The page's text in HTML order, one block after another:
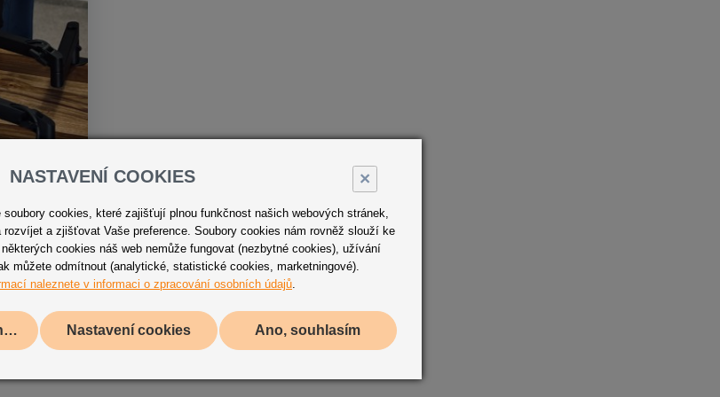
PLATFOREM
×
NASTAVENÍ COOKIES
soubory cookies, které zajišťují plnou funkčnost našich webových stránek,
a zjišťovat Vaše preference. Soubory cookies nám rovněž slouží ke
cookies náš web nemůže fungovat (nezbytné cookies), užívání
můžete odmítnout (analytické, statistické cookies, marketningové).
naleznete v informaci o zpracování osobních údajů.
Použít jen nezbytné cookies Nastavení cookies Ano, souhlasím